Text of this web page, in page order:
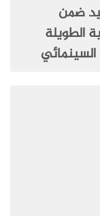
ضمن
الطويلة